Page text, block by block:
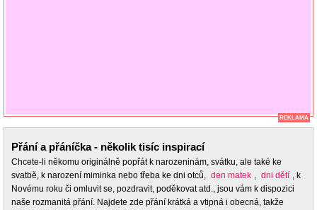
REKLAMA
Přání a přáníčka - několik tisíc inspirací
Chcete-li někomu originálně popřát k narozeninám, svátku, ale také ke
svatbě, k narození miminka nebo třeba ke dni otců, den matek , dni dětí , k
Novému roku či omluvit se, pozdravit, poděkovat atd., jsou vám k dispozici
naše rozmanitá přání. Najdete zde přání krátká a vtipná i obecná, takže